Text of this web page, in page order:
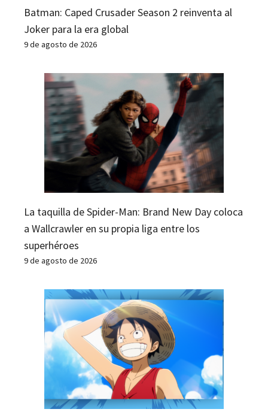
Batman: Caped Crusader Season 2 reinventa al
Joker para la era global
9 de agosto de 2026
La taquilla de Spider-Man: Brand New Day coloca
a Wallcrawler en su propia liga entre los
superhéroes
9 de agosto de 2026